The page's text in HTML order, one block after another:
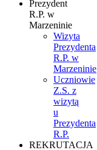
Prezydent
R.P. w
Marzeninie
Wizyta
Prezydenta
R.P. w
Marzeninie
Uczniowie
Z.S. z
wizytą
u
Prezydenta
R.P.
REKRUTACJA